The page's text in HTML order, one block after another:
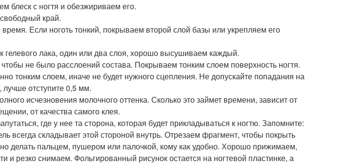
блеск с ногтя и обезжириваем его.
край.
Если ноготь тонкий, покрываем второй слой базы или укрепляем его
лака, один или два слоя, хорошо высушиваем каждый.
не было расслоений состава. Покрываем тонким слоем поверхность ногтя.
тонким слоем, иначе не будет нужного сцепления. Не допускайте попадания на
лучше отступите 0,5 мм.
исчезновения молочного оттенка. Сколько это займет времени, зависит от
от качества самого клея.
где у нее та сторона, которая будет прикладываться к ногтю. Запомните:
всегда складывает этой стороной внутрь. Отрезаем фрагмент, чтобы покрыть
делать пальцем, пушером или палочкой, кому как удобно. Хорошо прижимаем,
и резко снимаем. Фольгированный рисунок остается на ногтевой пластинке, а